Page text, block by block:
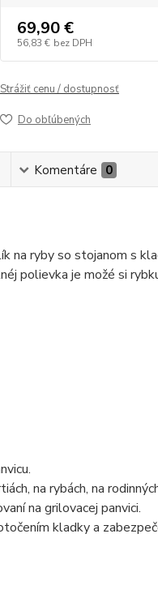
69,90 €
56,83 € bez DPH
Strážiť cenu / dostupnosť
Do obľúbených
Komentáre 0
na ryby so stojanom s
polievka je možé si
na rybách, na
na grilovacej panvici.
kladky a